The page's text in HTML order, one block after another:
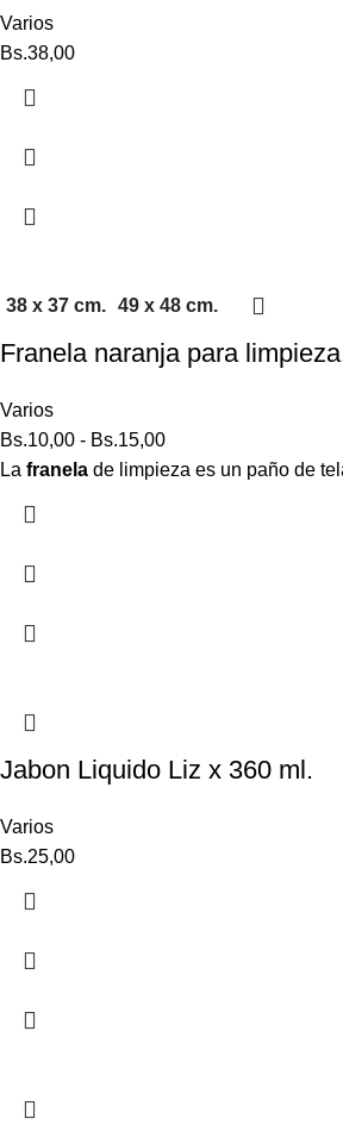
Varios
Bs.38,00
38 x 37 cm. 49 x 48 cm.
Franela naranja para
Varios
Bs.10,00 - Bs.15,00
La franela de limpieza es un paño de
Jabon Liquido Liz x 360 ml.
Varios
Bs.25,00